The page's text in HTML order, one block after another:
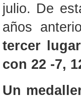
julio. De
años
tercer lugar
con 22 -7,
Un